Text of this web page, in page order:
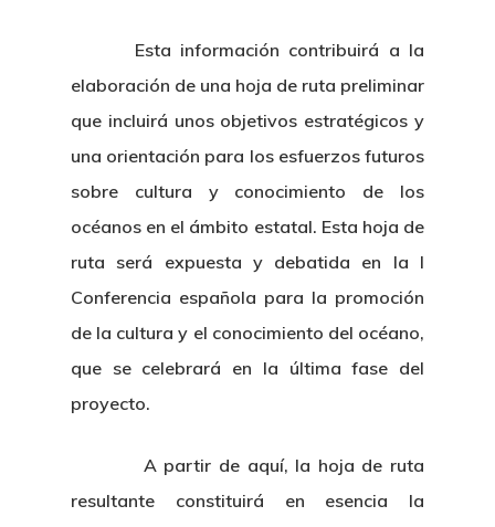
Esta información contribuirá a la
elaboración de una hoja de ruta preliminar
que incluirá unos objetivos estratégicos y
una orientación para los esfuerzos futuros
sobre cultura y conocimiento de los
océanos en el ámbito estatal. Esta hoja de
ruta será expuesta y debatida en la I
Conferencia española para la promoción
de la cultura y el conocimiento del océano,
que se celebrará en la última fase del
proyecto.
A partir de aquí, la hoja de ruta
resultante constituirá en esencia la